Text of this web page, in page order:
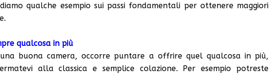
qualche esempio sui passi fondamentali per ottenere maggiori
qualcosa in più
buona camera, occorre puntare a offrire quel qualcosa in più,
alla classica e semplice colazione. Per esempio potreste